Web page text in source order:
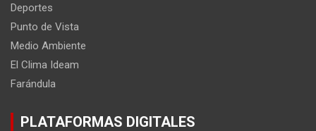
Deportes
Punto de Vista
Medio Ambiente
El Clima Ideam
Farándula
PLATAFORMAS DIGITALES